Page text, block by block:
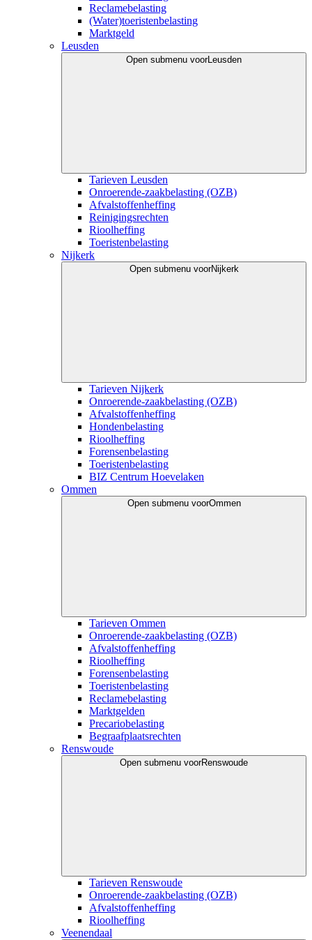
Reclamebelasting
(Water)toeristenbelasting
Marktgeld
Leusden
Open submenu voorLeusden
Tarieven Leusden
Onroerende-zaakbelasting (OZB)
Afvalstoffenheffing
Reinigingsrechten
Rioolheffing
Toeristenbelasting
Nijkerk
Open submenu voorNijkerk
Tarieven Nijkerk
Onroerende-zaakbelasting (OZB)
Afvalstoffenheffing
Hondenbelasting
Rioolheffing
Forensenbelasting
Toeristenbelasting
BIZ Centrum Hoevelaken
Ommen
Open submenu voorOmmen
Tarieven Ommen
Onroerende-zaakbelasting (OZB)
Afvalstoffenheffing
Rioolheffing
Forensenbelasting
Toeristenbelasting
Reclamebelasting
Marktgelden
Precariobelasting
Begraafplaatsrechten
Renswoude
Open submenu voorRenswoude
Tarieven Renswoude
Onroerende-zaakbelasting (OZB)
Afvalstoffenheffing
Rioolheffing
Veenendaal